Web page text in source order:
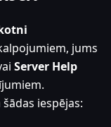
jums
Server Help
iespējas: